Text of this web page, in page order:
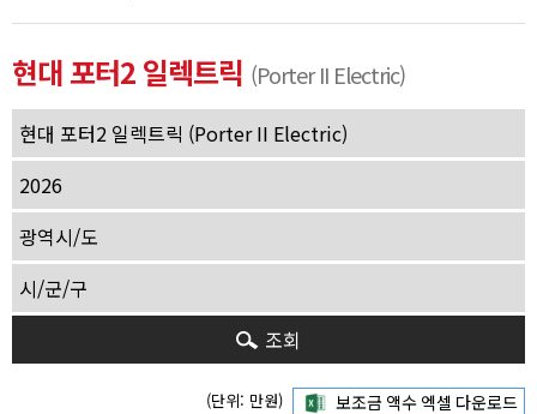
현대 포터2 일렉트릭 (Porter II Electric)
조회
(단위: 만원)